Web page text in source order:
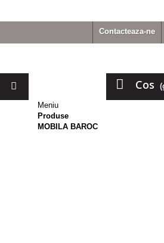
Contacteaza-ne
Cos
Meniu
Produse
MOBILA BAROC